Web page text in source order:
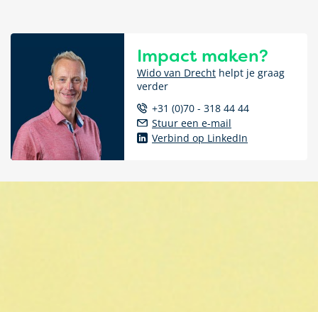
Impact maken?
Wido van Drecht helpt je graag
verder
+31 (0)70 - 318 44 44
Stuur een e-mail
Verbind op LinkedIn